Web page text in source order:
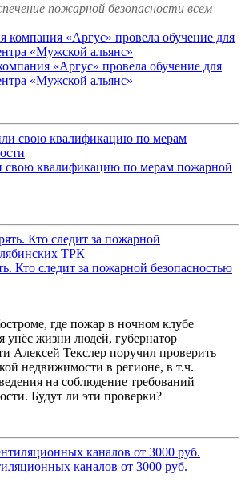
пожарной безопасности всем
«Аргус» провела обучение для
«Мужской альянс»
квалификацию по мерам пожарной
Кто следит за пожарной безопасностью
где пожар в ночном клубе
унёс жизни людей, губернатор
Алексей Текслер поручил проверить
недвижимости в регионе, в т.ч.
на соблюдение требований
Будут ли эти проверки?
каналов от 3000 руб.